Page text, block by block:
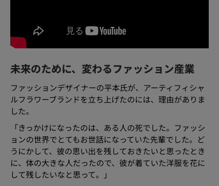
未来のために、変わるファッション産業
ファッションデザイナーの平本氏が、アーティフィシャ
ルフラワーブランドを立ち上げたのには、理由がありま
した。
「きっかけになったのは、ある人の死でした。ファッシ
ョンの世界でとてもお世話になっていた先輩でした。ど
うにかして、彼の思い出を残しておきたいと思ったとき
に、体の大きな人だったので、彼が着ていた洋服を花に
して残したいなと思って。」